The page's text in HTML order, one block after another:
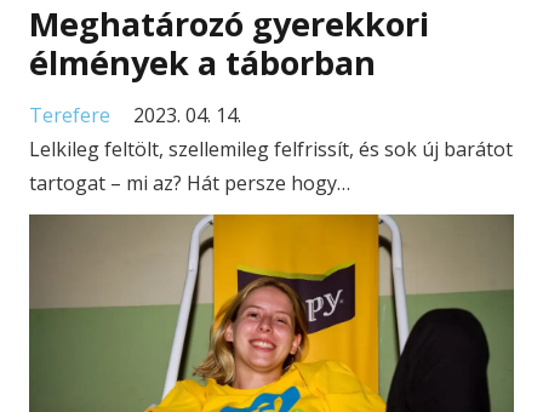
Meghatározó gyerekkori
élmények a táborban
Terefere
2023. 04. 14.
Lelkileg feltölt, szellemileg felfrissít, és sok új barátot
tartogat – mi az? Hát persze hogy…